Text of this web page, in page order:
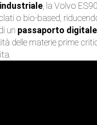
, la Volvo
o bio-based,
un passaporto digitale
delle materie prime